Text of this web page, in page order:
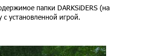
папки DARKSiDERS (на
с установленной игрой.